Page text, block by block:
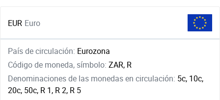
EUR Euro
País de circulación: Eurozona
Código de moneda, símbolo: ZAR, R
Denominaciones de las monedas en circulación: 5c, 10c,
20c, 50c, R 1, R 2, R 5